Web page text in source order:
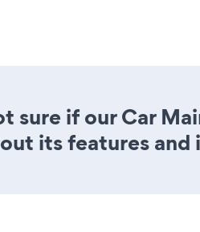
sure if our Car
its features